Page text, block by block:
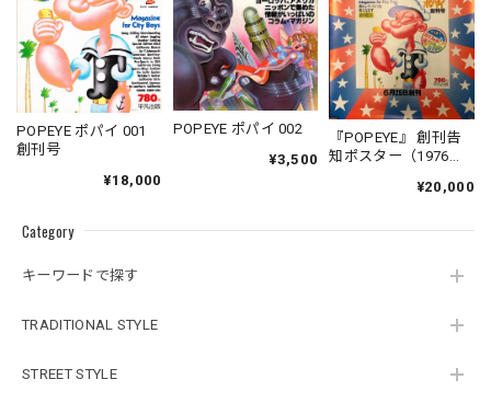
Category
キーワードで探す
TRADITIONAL STYLE
STREET STYLE
POPEYE ポパイ 001
創刊号
¥18,000
POPEYE ポパイ 002
¥3,500
『POPEYE』 創刊告
知ポスター（1976
¥20,000